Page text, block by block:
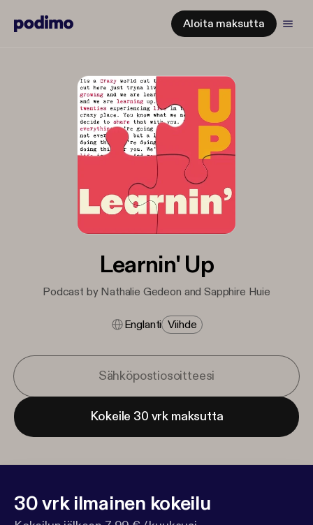
Aloita maksutta
Learnin' Up
Podcast by Nathalie Gedeon and Sapphire Huie
Englanti Viihde
Kokeile 30 vrk maksutta
30 vrk ilmainen kokeilu